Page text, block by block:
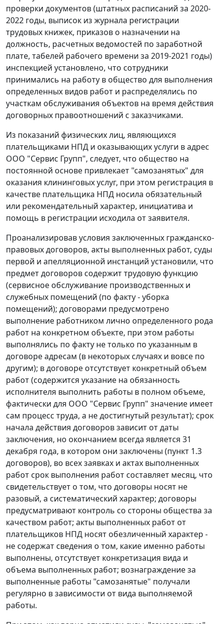
проверки документов (штатных расписаний за 2020-
2022 годы, выписок из журнала регистрации
трудовых книжек, приказов о назначении на
должность, расчетных ведомостей по заработной
плате, табелей рабочего времени за 2019-2021 годы)
инспекцией установлено, что сотрудники
принимались на работу в общество для выполнения
определенных видов работ и распределялись по
участкам обслуживания объектов на время действия
договорных правоотношений с заказчиками.
Из показаний физических лиц, являющихся
плательщиками НПД и оказывающих услуги в адрес
ООО "Сервис Групп", следует, что общество на
постоянной основе привлекает "самозанятых" для
оказания клининговых услуг, при этом регистрация в
качестве плательщика НПД носила обязательный
или рекомендательный характер, инициатива и
помощь в регистрации исходила от заявителя.
Проанализировав условия заключенных гражданско-
правовых договоров, акты выполненных работ, суды
первой и апелляционной инстанций установили, что
предмет договоров содержит трудовую функцию
(сервисное обслуживание производственных и
служебных помещений (по факту - уборка
помещений); договорами предусмотрено
выполнение работником лично определенного рода
работ на конкретном объекте, при этом работы
выполнялись по факту не только по указанным в
договоре адресам (в некоторых случаях и вовсе по
другим); в договоре отсутствует конкретный объем
работ (содержится указание на обязанность
исполнителя выполнить работы в полном объеме,
фактически для ООО "Сервис Групп" значение имеет
сам процесс труда, а не достигнутый результат); срок
начала действия договоров зависит от даты
заключения, но окончанием всегда является 31
декабря года, в котором они заключены (пункт 1.3
договоров), во всех заявках и актах выполненных
работ срок выполнения работ составляет месяц, что
свидетельствует о том, что договоры носят не
разовый, а систематический характер; договоры
предусматривают контроль со стороны общества за
качеством работ; акты выполненных работ от
плательщиков НПД носят обезличенный характер -
не содержат сведения о том, какие именно работы
выполнены, отсутствует конкретизация вида и
объема выполненных работ; вознаграждение за
выполненные работы "самозанятые" получали
регулярно в зависимости от вида выполняемой
работы.